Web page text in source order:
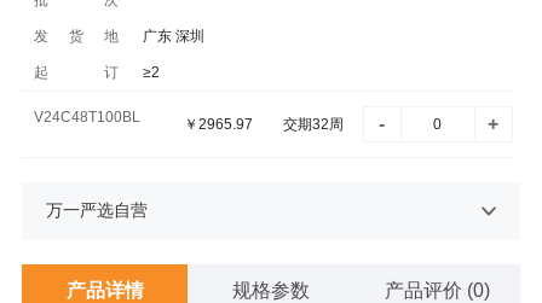
发货地 广东 深圳
起订 ≥2
V24C48T100BL ￥ 2965.97 交期32周 - +
万一严选自营
产品详情 规格参数 产品评价 (0)